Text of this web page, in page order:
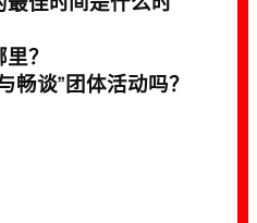
？
畅谈”团体活动吗？